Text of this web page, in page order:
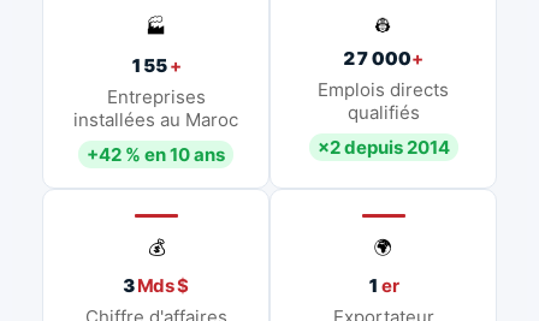
🏭
155+
Entreprises
installées au Maroc
+42 % en 10 ans
👷
27 000+
Emplois directs
qualifiés
×2 depuis 2014
💰
3Mds $
Chiffre d'affaires
🌍
1 er
Exportateur